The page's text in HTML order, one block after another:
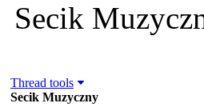
Secik
Thread tools
Secik Muzyczny